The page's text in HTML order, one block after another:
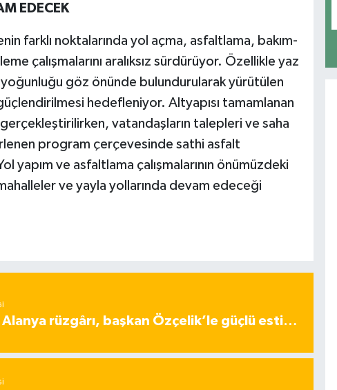
EDECEK
farklı noktalarında yol açma, asfaltlama, bakım-
çalışmalarını aralıksız sürdürüyor. Özellikle yaz
göz önünde bulundurularak yürütülen
güçlendirilmesi hedefleniyor. Altyapısı tamamlanan
vatandaşların talepleri ve saha
program çerçevesinde sathi asfalt
yapım ve asfaltlama çalışmalarının önümüzdeki
ve yayla yollarında devam edeceği
Alanya rüzgârı, başkan Özçelik’le güçlü esti…